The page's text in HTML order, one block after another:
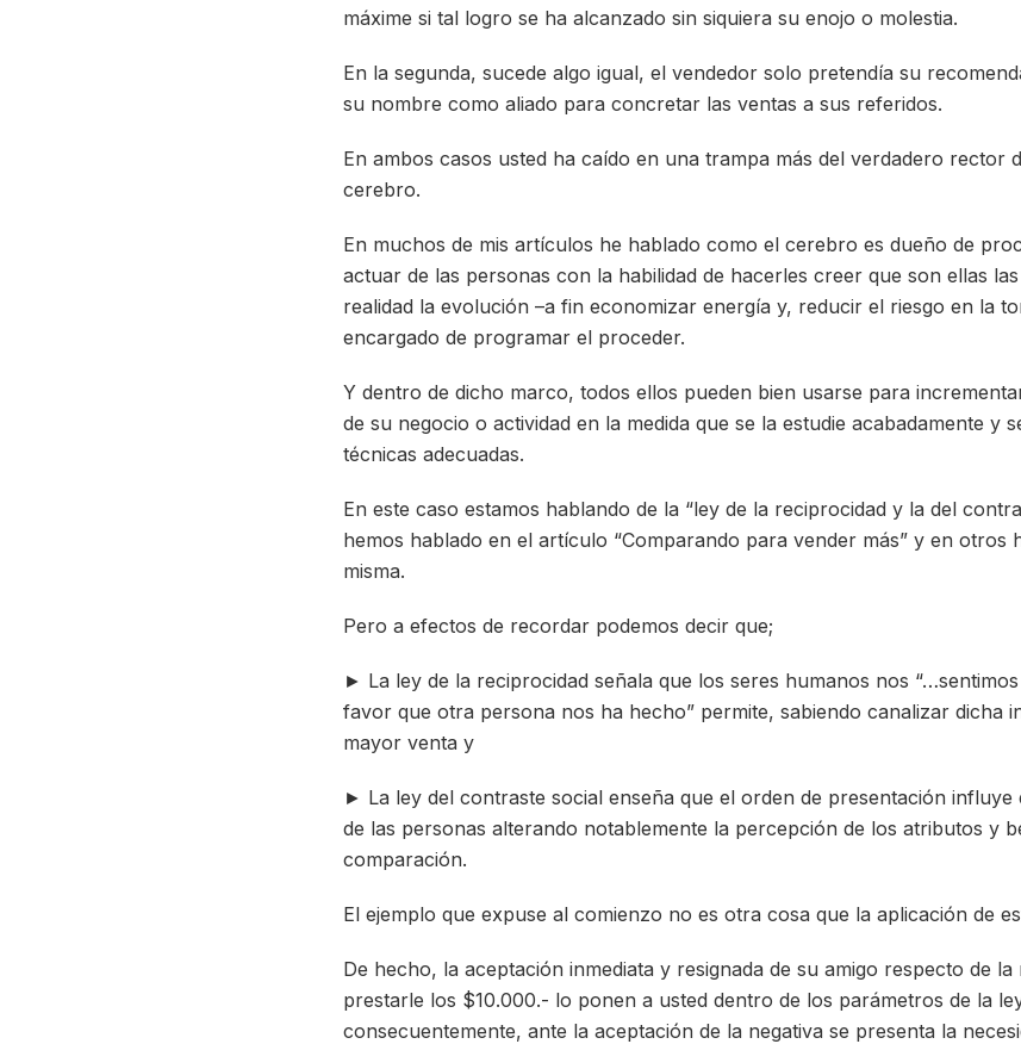
máxime si tal logro se ha alcanzado sin siquiera su enojo o molestia.
En la segunda, sucede algo igual, el vendedor solo pretendía su
su nombre como aliado para concretar las ventas a sus referidos.
En ambos casos usted ha caído en una trampa más del verdadero rector
cerebro.
En muchos de mis artículos he hablado como el cerebro es dueño de
actuar de las personas con la habilidad de hacerles creer que son ellas
realidad la evolución –a fin economizar energía y, reducir el riesgo en la
encargado de programar el proceder.
Y dentro de dicho marco, todos ellos pueden bien usarse para
de su negocio o actividad en la medida que se la estudie acabadamente y
técnicas adecuadas.
En este caso estamos hablando de la “ley de la reciprocidad y la del
hemos hablado en el artículo “Comparando para vender más” y en otros
misma.
Pero a efectos de recordar podemos decir que;
► La ley de la reciprocidad señala que los seres humanos nos
favor que otra persona nos ha hecho” permite, sabiendo canalizar dicha
mayor venta y
► La ley del contraste social enseña que el orden de presentación influye
de las personas alterando notablemente la percepción de los atributos y
comparación.
El ejemplo que expuse al comienzo no es otra cosa que la aplicación de
De hecho, la aceptación inmediata y resignada de su amigo respecto de
prestarle los $10.000.- lo ponen a usted dentro de los parámetros de la
consecuentemente, ante la aceptación de la negativa se presenta la